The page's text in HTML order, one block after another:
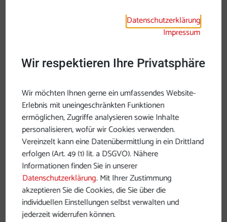
UNESCO-Welterbe Donaulimes
Datenschutzerklärung
Impressum
Wir respektieren Ihre Privatsphäre
Wir möchten Ihnen gerne ein umfassendes Website-
Erlebnis mit uneingeschränkten Funktionen
ermöglichen, Zugriffe analysieren sowie Inhalte
personalisieren, wofür wir Cookies verwenden.
Vereinzelt kann eine Datenübermittlung in ein Drittland
erfolgen (Art. 49 (1) lit. a DSGVO). Nähere
Informationen finden Sie in unserer
Datenschutzerklärung. Mit Ihrer Zustimmung
akzeptieren Sie die Cookies, die Sie über die
individuellen Einstellungen selbst verwalten und
jederzeit widerrufen können.